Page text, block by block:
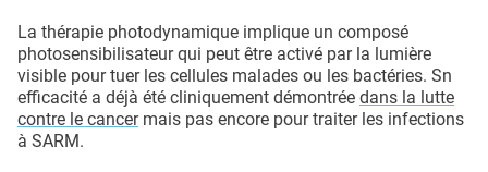
La thérapie photodynamique implique un composé
photosensibilisateur qui peut être activé par la lumière
visible pour tuer les cellules malades ou les bactéries. Sn
efficacité a déjà été cliniquement démontrée dans la lutte
contre le cancermais pas encore pour traiter les infections
à SARM.